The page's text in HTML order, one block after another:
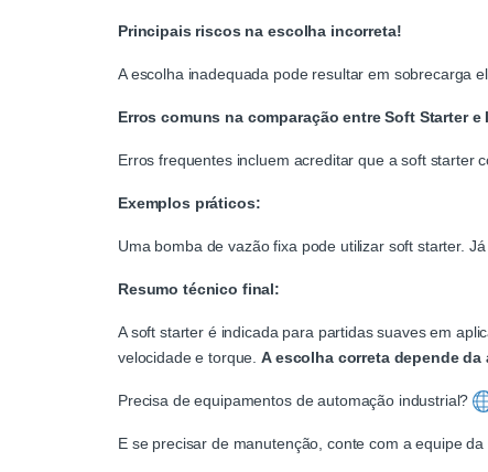
Principais riscos na escolha incorreta!
A escolha inadequada pode resultar em sobrecarga
Erros comuns na comparação entre Soft Starter e
Erros frequentes incluem acreditar que a soft starter
Exemplos práticos:
Uma bomba de vazão fixa pode utilizar soft starter.
Resumo técnico final:
A soft starter é indicada para partidas suaves em
velocidade e torque.A escolha correta depende
Precisa de equipamentos de automação industrial?
E se precisar de manutenção, conte com a equipe da